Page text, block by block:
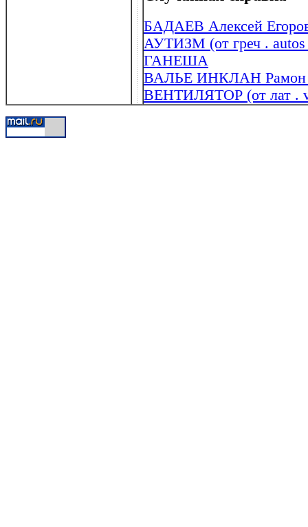
БАДАЕВ Алексей
АУТИЗМ (от греч . autos
ГАНЕША
ВАЛЬЕ ИНКЛАН Рамон
ВЕНТИЛЯТОР (от лат .